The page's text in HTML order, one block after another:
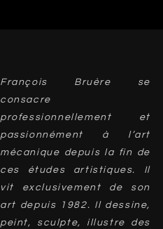
François Bruère se
consacre
professionnellement et
passionnément à l’art
mécanique depuis la fin de
ces études artistiques. Il
vit exclusivement de son
art depuis 1982. Il dessine,
peint, sculpte, illustre des